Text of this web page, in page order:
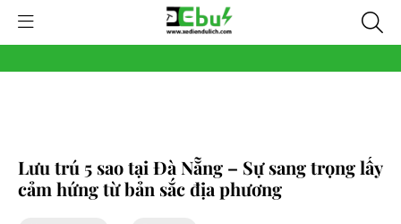
Lưu trú 5 sao tại Đà Nẵng – Sự sang trọng lấy
cảm hứng từ bản sắc địa phương